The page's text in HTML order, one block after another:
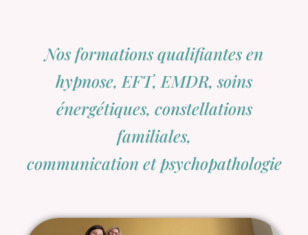
Nos formations qualifiantes en
hypnose, EFT, EMDR, soins
énergétiques, constellations
familiales,
communication et psychopathologie